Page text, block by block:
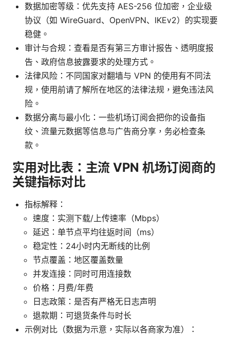
数据加密等级：优先支持 AES-256 位加密，企业级
协议（如 WireGuard、OpenVPN、IKEv2）的实现要
稳健。
审计与合规：查看是否有第三方审计报告、透明度报
告、政府信息披露要求的处理方式。
法律风险：不同国家对翻墙与 VPN 的使用有不同法
规，使用前请了解所在地区的法律法规，避免违法风
险。
数据分离与最小化：一些机场订阅会把你的设备指
纹、流量元数据等信息与广告商分享，务必检查条
款。
实用对比表：主流 VPN 机场订阅商的
关键指标对比
指标解释：
速度：实测下载/上传速率（Mbps）
延迟：单节点平均往返时间（ms）
稳定性：24小时内无断线的比例
节点覆盖：地区覆盖数量
并发连接：同时可用连接数
价格：月费/年费
日志政策：是否有严格无日志声明
退款期：可退货条件与时长
示例对比（数据为示意，实际以各商家为准）：